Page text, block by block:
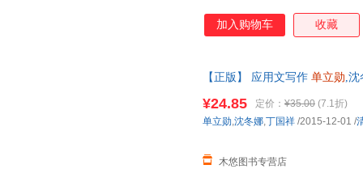
加入购物车 收藏
【正版】 应用文写作 单立勋,沈
¥24.85 定价： ¥35.00 (7.1折)
木悠图书专营店
单立勋,沈冬娜,丁国祥 /2015-12-01 /